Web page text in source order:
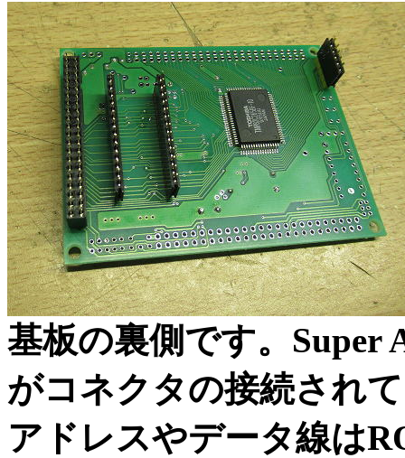
基板の裏側です。Super
がコネクタの接続され
アドレスやデータ線は